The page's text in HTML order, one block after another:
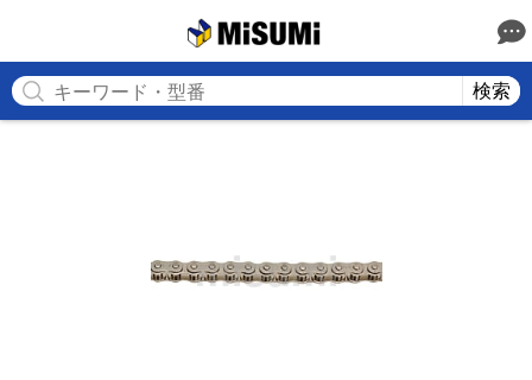
検索